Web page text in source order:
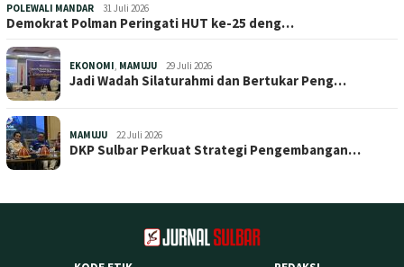
POLEWALI MANDAR 31 Juli 2026
Demokrat Polman Peringati HUT ke-25 deng…
EKONOMI MAMUJU 29 Juli 2026
Jadi Wadah Silaturahmi dan Bertukar Peng…
MAMUJU 22 Juli 2026
DKP Sulbar Perkuat Strategi Pengembangan…